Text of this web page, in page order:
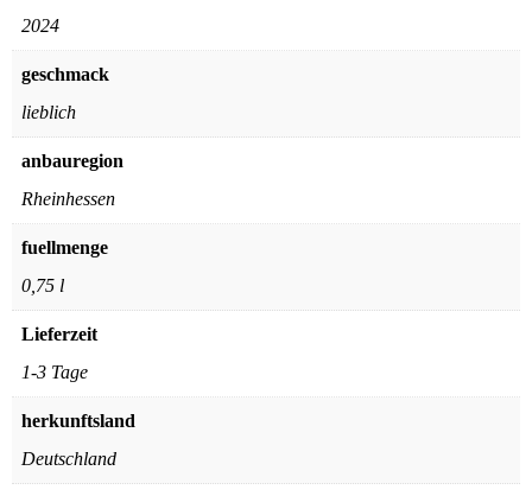
2024
geschmack
lieblich
anbauregion
Rheinhessen
fuellmenge
0,75 l
Lieferzeit
1-3 Tage
herkunftsland
Deutschland